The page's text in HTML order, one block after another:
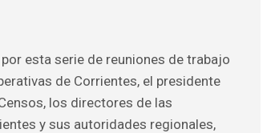
esta serie de reuniones de trabajo
de Corrientes, el presidente
los directores de las
y sus autoridades regionales,